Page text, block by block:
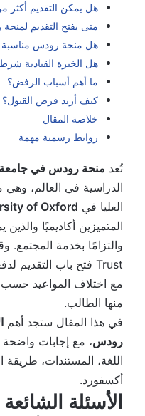
هل يمكن التقديم أكثر
متى يفتح التقديم
هل منحة رودس مناسبة
هل الخبرة القيادية
ما أهم أسباب الرفض؟
كيف أزيد فرص القبول؟
خلاصة المقال
روابط رسمية مهمة
تُعد منحة رودس في
الدراسية في العالم،
العليا في of Oxford
المتميزين أكاديميًا
مع اختلاف المواعيد حسب
منها الطالب.
في هذا المقال ستجد أهم
رودس، مع إجابات واضحة
اللغة، المستندات، طريقة
أكسفورد.
الأسئلة